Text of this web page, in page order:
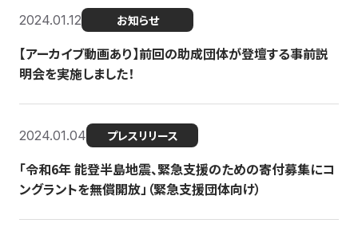
2024.01.12 お知らせ
【アーカイブ動画あり】前回の助成団体が登壇する事前説
明会を実施しました！
2024.01.04 プレスリリース
「令和6年 能登半島地震、緊急支援のための寄付募集にコ
ングラントを無償開放」（緊急支援団体向け）